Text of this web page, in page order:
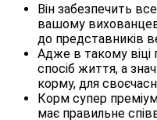
Він забезпечить
вашому
до представників
Адже в такому віці
спосіб життя, а
корму, для
Корм супер
має правильне